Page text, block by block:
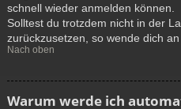
schnell wieder anmelden können.
Solltest du trotzdem nicht in der
zurückzusetzen, so wende dich
Nach oben
Warum werde ich